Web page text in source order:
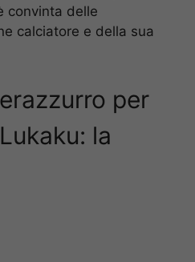
convinta delle
calciatore e della sua
per
la